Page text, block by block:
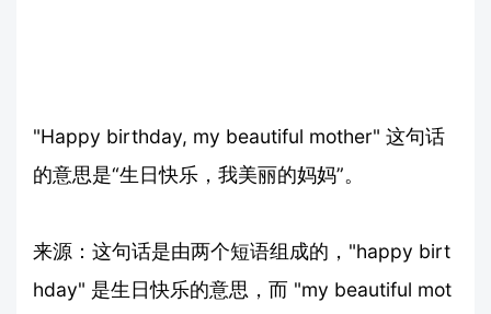
"Happy birthday, my beautiful mother" 这句话
的意思是“生日快乐，我美丽的妈妈”。
来源：这句话是由两个短语组成的，"happy birt
hday" 是生日快乐的意思，而 "my beautiful mot